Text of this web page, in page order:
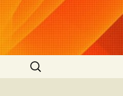
Suchen
nach: